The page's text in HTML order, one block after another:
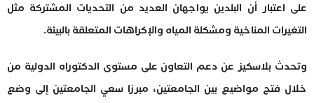
على اعتبار أن البلدين يواجهان العديد من التحديات المشتركة مثل
التغيرات المناخية ومشكلة المياه والإكراهات المتعلقة بالبيئة.
وتحدث بلاسكيز عن دعم التعاون على مستوى الدكتوراه الدولية من
خلال فتح مواضيع بين الجامعتين، مبرزا سعي الجامعتين إلى وضع